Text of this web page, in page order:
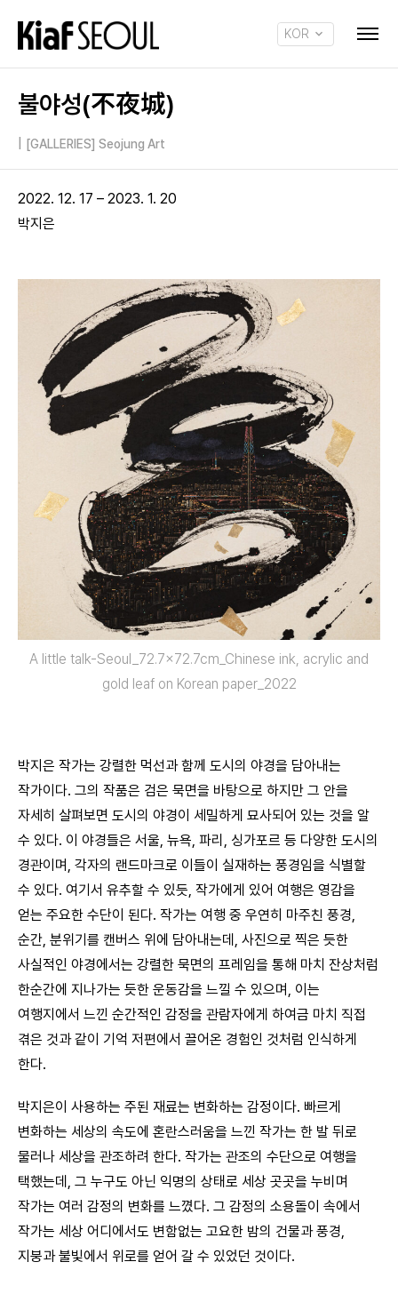
KOR
불야성(不夜城)
[GALLERIES] Seojung Art
2022. 12. 17 – 2023. 1. 20
박지은
A little talk-Seoul_72.7×72.7cm_Chinese ink, acrylic and
gold leaf on Korean paper_2022
박지은 작가는 강렬한 먹선과 함께 도시의 야경을 담아내는
작가이다. 그의 작품은 검은 묵면을 바탕으로 하지만 그 안을
자세히 살펴보면 도시의 야경이 세밀하게 묘사되어 있는 것을 알
수 있다. 이 야경들은 서울, 뉴욕, 파리, 싱가포르 등 다양한 도시의
경관이며, 각자의 랜드마크로 이들이 실재하는 풍경임을 식별할
수 있다. 여기서 유추할 수 있듯, 작가에게 있어 여행은 영감을
얻는 주요한 수단이 된다. 작가는 여행 중 우연히 마주친 풍경,
순간, 분위기를 캔버스 위에 담아내는데, 사진으로 찍은 듯한
사실적인 야경에서는 강렬한 묵면의 프레임을 통해 마치 잔상처럼
한순간에 지나가는 듯한 운동감을 느낄 수 있으며, 이는
여행지에서 느낀 순간적인 감정을 관람자에게 하여금 마치 직접
겪은 것과 같이 기억 저편에서 끌어온 경험인 것처럼 인식하게
한다.
박지은이 사용하는 주된 재료는 변화하는 감정이다. 빠르게
변화하는 세상의 속도에 혼란스러움을 느낀 작가는 한 발 뒤로
물러나 세상을 관조하려 한다. 작가는 관조의 수단으로 여행을
택했는데, 그 누구도 아닌 익명의 상태로 세상 곳곳을 누비며
작가는 여러 감정의 변화를 느꼈다. 그 감정의 소용돌이 속에서
작가는 세상 어디에서도 변함없는 고요한 밤의 건물과 풍경,
지붕과 불빛에서 위로를 얻어 갈 수 있었던 것이다.